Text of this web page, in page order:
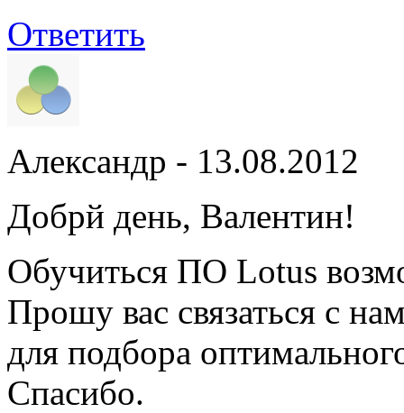
Ответить
Александр - 13.08.2012
Добрй день, Валентин!
Обучиться ПО Lotus
Прошу вас связаться с
для подбора
Спасибо.